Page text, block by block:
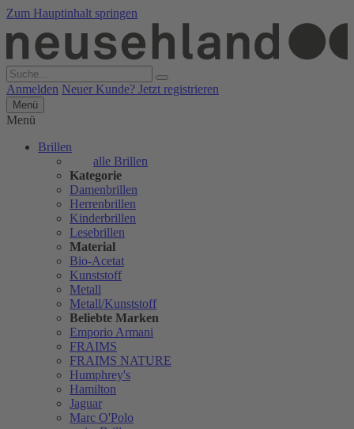
Zum Hauptinhalt springen
Anmelden Neuer Kunde? Jetzt registrieren
Menü
Menü
Brillen
alle Brillen
Kategorie
Damenbrillen
Herrenbrillen
Kinderbrillen
Lesebrillen
Material
Bio-Acetat
Kunststoff
Metall
Metall/Kunststoff
Beliebte Marken
Emporio Armani
FRAIMS
FRAIMS NATURE
Humphrey's
Hamilton
Jaguar
Marc O'Polo